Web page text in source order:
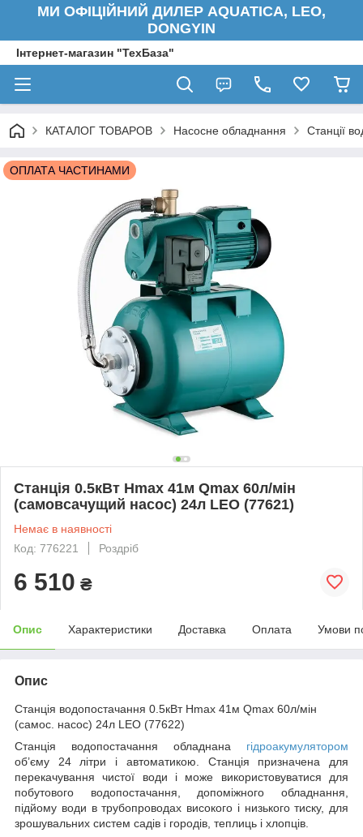
МИ ОФІЦІЙНИЙ ДИЛЕР AQUATICA, LEO,
DONGYIN
Інтернет-магазин "ТехБаза"
КАТАЛОГ ТОВАРОВ Насосне обладнання Станції
ОПЛАТА ЧАСТИНАМИ
Станція 0.5кВт Hmax 41м Qmax 60л/мін
(самовсачущий насос) 24л LEO (77621)
Немає в наявності
Код: 776221
Роздріб
6 510 ₴
Опис Характеристики Доставка Оплата Умови
Опис
Станція водопостачання 0.5кВт Hmax 41м Qmax 60л/мін
(самос. насос) 24л LEO (77622)
Станція водопостачання обладнана гідроакумулятором
об’єму 24 літри і автоматикою. Станція призначена для
перекачування чистої води і може використовуватися для
побутового водопостачання, допоміжного обладнання,
підйому води в трубопроводах високого і низького тиску, для
зрошувальних систем садів і городів, теплиць і хлопців.